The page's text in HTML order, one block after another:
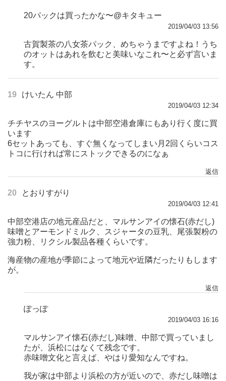
20パックは買ったかな〜@キタキュー
2019/04/03 13:56
古賀製茶の八女茶パック、めちゃうまですよね！うち
のオットはあれを飲むと美味いなこれ〜と必ず言いま
す。
19 けいたん 中部
2019/04/03 12:34
チチヤスのヨーグルトは中部空港倉庫にもあり行く度に買
います
6セットあっても、すぐ無くなってしまい月2回くらいコス
トコに行ければ常にストックできるのになぁ
返信
20 とおりすがり
2019/04/03 12:41
中部空港店の地元産品だと、マルサンアイの懐石(赤だし)
味噌とアーモンドミルク、スジャータの豆乳、尾張製粉の
強力粉、リクシル製品各種くらいです。
海産物の産地が季節によって地元や近隣だったりもします
が。
返信
ぽっぽ
2019/04/03 16:16
マルサンアイ懐石(赤だし)味噌、中部で買っていまし
たが、浜松にはなくて残念です。
赤味噌文化と言えば、やはり愛知なんですね。
我が家は中部より浜松の方が近いので、赤だし味噌は